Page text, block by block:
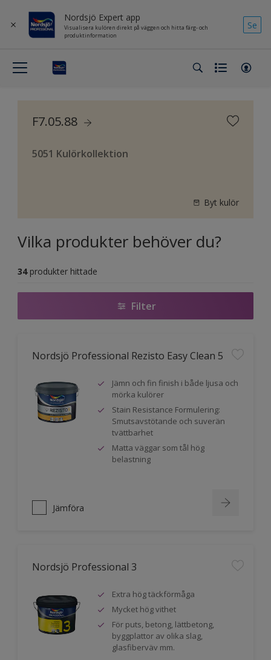
Nordsjö Expert app
Visualisera kulören direkt på väggen och hitta färg- och
produktinformation
Se
F7.05.88
5051 Kulörkollektion
Byt kulör
Vilka produkter behöver du?
34 produkter hittade
Filter
Nordsjö Professional Rezisto Easy Clean 5
Jämn och fin finish i både ljusa och
mörka kulörer
Stain Resistance Formulering:
Smutsavstötande och suverän
tvättbarhet
Matta väggar som tål hög
belastning
Jämföra
Nordsjö Professional 3
Extra hög täckförmåga
Mycket hög vithet
För puts, betong, lättbetong,
byggplattor av olika slag,
glasfiberväv mm.